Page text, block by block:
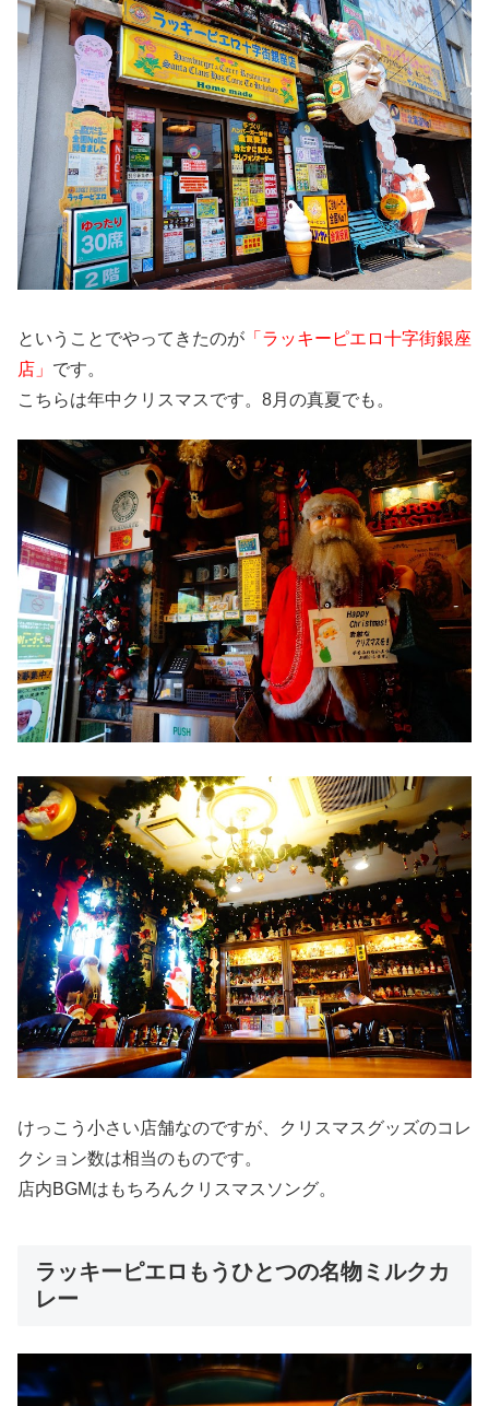
ということでやってきたのが 「ラッキーピエロ十字街銀座
店」 です。
こちらは年中クリスマスです。8月の真夏でも。
けっこう小さい店舗なのですが、クリスマスグッズのコレ
クション数は相当のものです。
店内BGMはもちろんクリスマスソング。
ラッキーピエロもうひとつの名物ミルクカ
レー